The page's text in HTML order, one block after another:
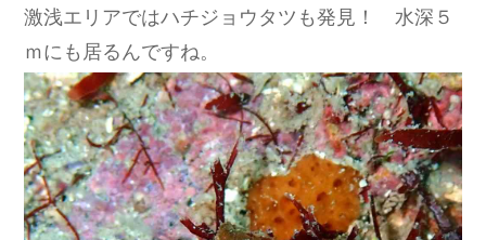
激浅エリアではハチジョウタツも発見！ 水深５
ｍにも居るんですね。